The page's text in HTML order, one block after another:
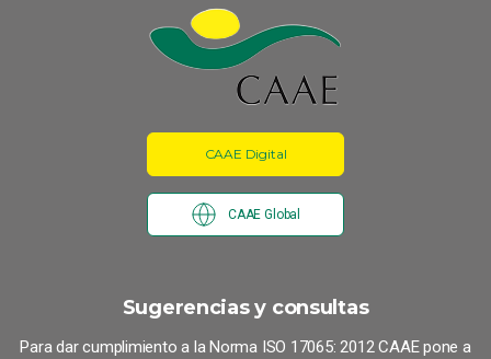
Sugerencias y consultas
Para dar cumplimiento a la Norma ISO 17065: 2012 CAAE pone a
CAAE Digital
CAAE Global